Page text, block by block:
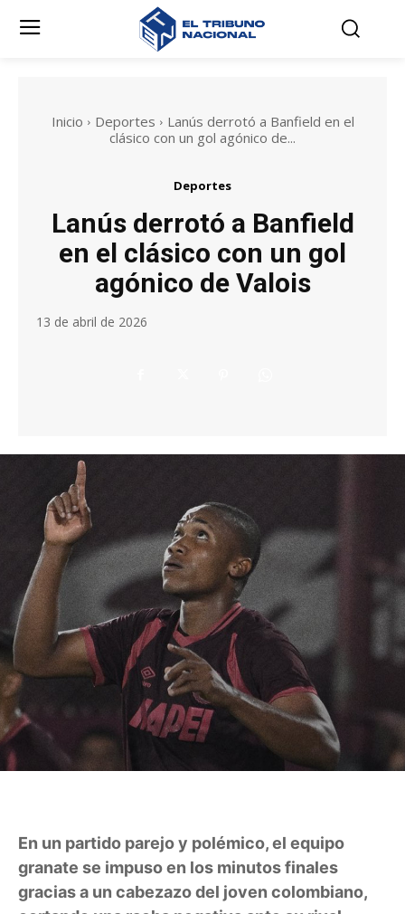
Inicio Deportes
Lanús derrotó a Banfield en el
clásico con un gol agónico de...
Deportes
Lanús derrotó a Banfield
en el clásico con un gol
agónico de Valois
13 de abril de 2026
En un partido parejo y polémico, el equipo
granate se impuso en los minutos finales
gracias a un cabezazo del joven colombiano,